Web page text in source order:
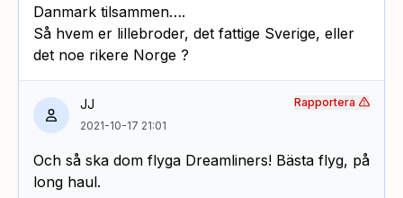
Danmark tilsammen….
Så hvem er lillebroder, det fattige Sverige, eller
det noe rikere Norge ?
JJ
2021-10-17 21:01
Och så ska dom flyga Dreamliners! Bästa flyg, på
long haul.
Rapportera